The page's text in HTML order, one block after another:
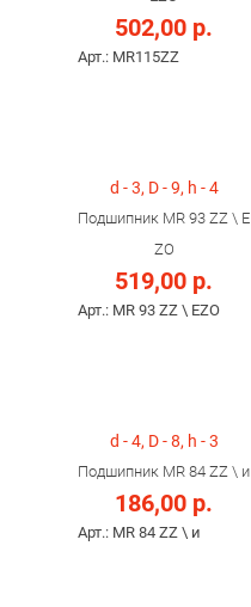
502,00 р.
Арт.: MR115ZZ
d - 3, D - 9, h - 4
Подшипник MR 93 ZZ \ E
ZO
519,00 р.
Арт.: MR 93 ZZ \ EZO
d - 4, D - 8, h - 3
Подшипник MR 84 ZZ \ и
186,00 р.
Арт.: MR 84 ZZ \ и